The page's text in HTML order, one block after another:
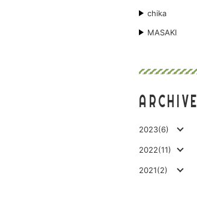
chika
MASAKI
ARCHIVE
2023(6)
2022(11)
2021(2)